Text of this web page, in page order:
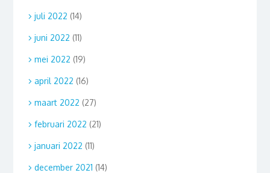
juli 2022 (14)
juni 2022 (11)
mei 2022 (19)
april 2022 (16)
maart 2022 (27)
februari 2022 (21)
januari 2022 (11)
december 2021 (14)